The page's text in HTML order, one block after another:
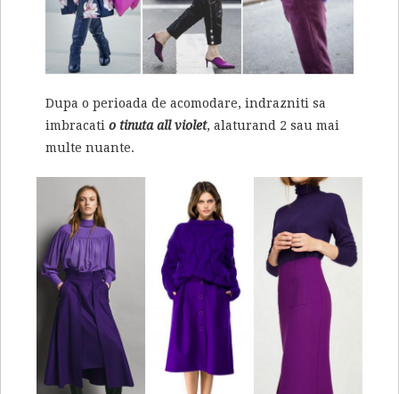
Dupa o perioada de acomodare, indrazniti sa
imbracati o tinuta all violet, alaturand 2 sau mai
multe nuante.